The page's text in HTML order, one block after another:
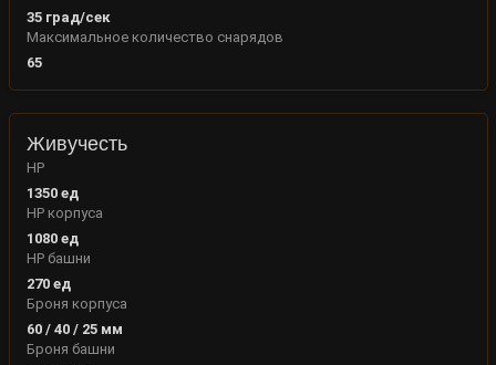
35град/сек
Максимальное количество снарядов
65
Живучесть
HP
1350ед
HP корпуса
1080ед
HP башни
270ед
Броня корпуса
60/ 40/ 25мм
Броня башни